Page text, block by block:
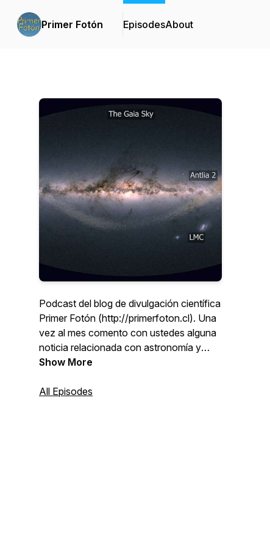
Primer Fotón EpisodesAbout
Podcast del blog de divulgación científica
Primer Fotón (http://primerfoton.cl). Una
vez al mes comento con ustedes alguna
noticia relacionada con astronomía y
ciencias.
Show More
All Episodes